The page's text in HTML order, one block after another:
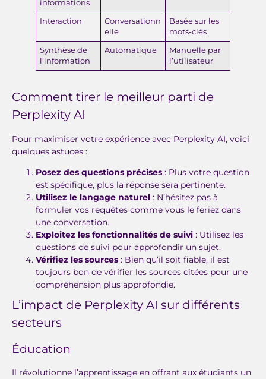
informations
Interaction
Conversationn
elle
Basée sur les
mots-clés
Synthèse de
l’information
Automatique
Manuelle par
l’utilisateur
Comment tirer le meilleur parti de
Perplexity AI
Pour maximiser votre expérience avec Perplexity AI, voici
quelques astuces :
Posez des questions précises : Plus votre question
est spécifique, plus la réponse sera pertinente.
Utilisez le langage naturel : N’hésitez pas à
formuler vos requêtes comme vous le feriez dans
une conversation.
Exploitez les fonctionnalités de suivi : Utilisez les
questions de suivi pour approfondir un sujet.
Vérifiez les sources : Bien qu’il soit fiable, il est
toujours bon de vérifier les sources citées pour une
compréhension plus approfondie.
L’impact de Perplexity AI sur différents
secteurs
Éducation
Il révolutionne l’apprentissage en offrant aux étudiants un